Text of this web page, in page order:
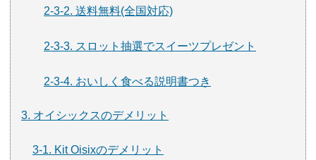
2-3-2. 送料無料(全国対応)
2-3-3. スロット抽選でスイーツプレゼント
2-3-4. おいしく食べる説明書つき
3. オイシックスのデメリット
3-1. Kit Oisixのデメリット